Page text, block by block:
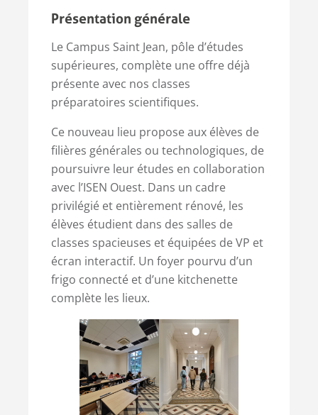
Présentation générale
Le Campus Saint Jean, pôle d’études
supérieures, complète une offre déjà
présente avec nos classes
préparatoires scientifiques.
Ce nouveau lieu propose aux élèves de
filières générales ou technologiques, de
poursuivre leur études en collaboration
avec l’ISEN Ouest. Dans un cadre
privilégié et entièrement rénové, les
élèves étudient dans des salles de
classes spacieuses et équipées de VP et
écran interactif. Un foyer pourvu d’un
frigo connecté et d’une kitchenette
complète les lieux.